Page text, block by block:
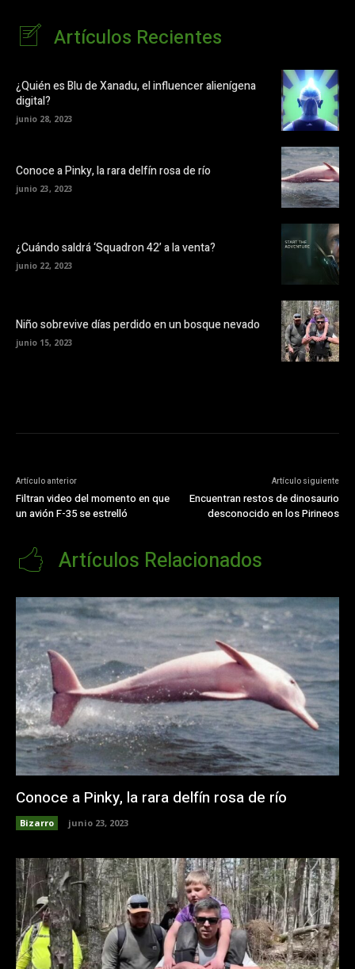
Artículos Recientes
¿Quién es Blu de Xanadu, el influencer alienígena
digital?
junio 28, 2023
Conoce a Pinky, la rara delfín rosa de río
junio 23, 2023
¿Cuándo saldrá ‘Squadron 42’ a la venta?
junio 22, 2023
Niño sobrevive días perdido en un bosque nevado
junio 15, 2023
Artículo anterior
Filtran video del momento en que
un avión F-35 se estrelló
Artículo siguiente
Encuentran restos de dinosaurio
desconocido en los Pirineos
Artículos Relacionados
Conoce a Pinky, la rara delfín rosa de río
Bizarro junio 23, 2023